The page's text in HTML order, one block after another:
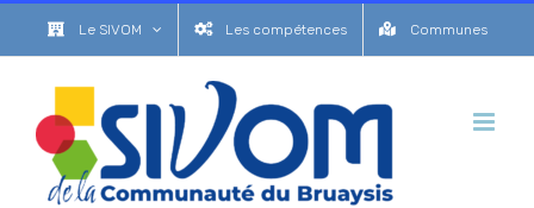
Passer
au
Le SIVOM Les compétences Communes